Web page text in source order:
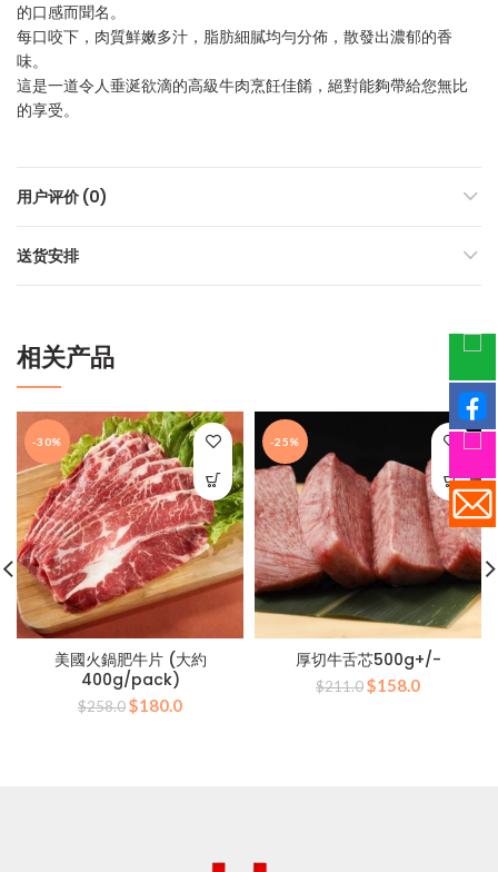
的口感而聞名。
每口咬下，肉質鮮嫩多汁，脂肪細膩均勻分佈，散發出濃郁的香
味。
這是一道令人垂涎欲滴的高級牛肉烹飪佳餚，絕對能夠帶給您無比
的享受。
用户评价 (0)
送货安排
相关产品
-30%
美國火鍋肥牛片 (大約
400g/pack)
$258.0原
$180.0当
-25%
厚切牛舌芯500g+/-
$211.0原
$158.0当